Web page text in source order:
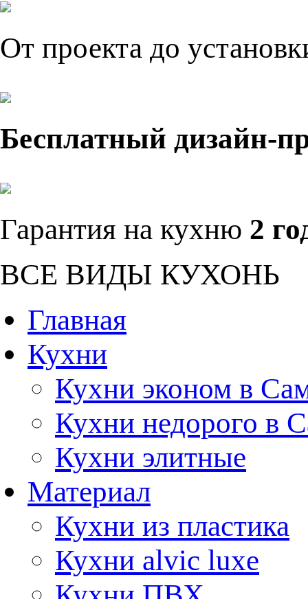
От проекта до
Бесплатный дизайн-
Гарантия на кухню 2
ВСЕ ВИДЫ КУХОНЬ
Главная
Кухни
Кухни эконом в
Кухни недорого в
Кухни элитные
Материал
Кухни из пластика
Кухни alvic luxe